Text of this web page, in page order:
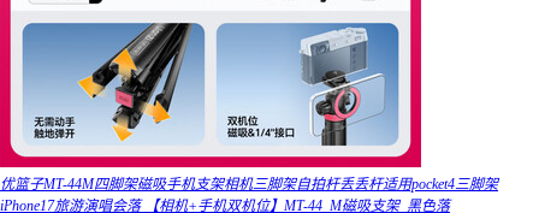
优篮子MT-44M四脚架磁吸手机支架相机三脚架自拍杆丢丢杆适用pocket4三脚架
iPhone17旅游演唱会落 【相机+手机双机位】MT-44_M磁吸支架_黑色落